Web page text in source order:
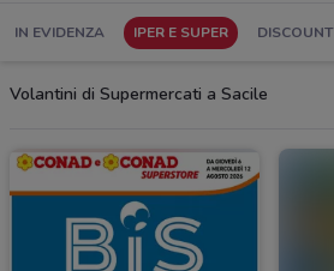
IN EVIDENZA IPER E SUPER DISCOUNT
Volantini di Supermercati a Sacile